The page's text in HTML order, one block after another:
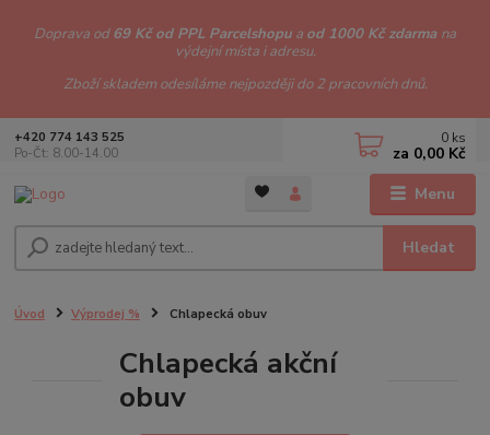
Doprava od69 Kč od PPL Parcelshopu a od 1000 Kč zdarma na
výdejní místa i adresu.
Zboží skladem odesíláme nejpozději do 2 pracovních dnů.
Menu
Hledat
+420 774 143 525
Po-Čt: 8.00-14.00
0 ks
za 0,00 Kč
Úvod Výprodej % Chlapecká obuv
Chlapecká akční
obuv